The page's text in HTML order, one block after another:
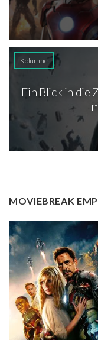
Kolumne
Ein Blick in die
MOVIEBREAK